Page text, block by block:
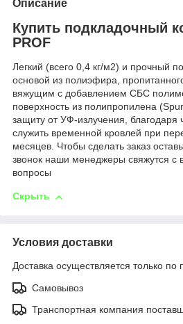
Описание
Купить подкладочный
PROF
Легкий (всего 0,4 кг/м2) и прочный
основой из полиэфира,
вяжущим с добавлением СБС
поверхность из полипропилена
защиту от УФ-излучения, благодаря
служить временной кровлей при
месяцев. Чтобы сделать заказ
звонок наши менеджеры свяжутся с
вопросы
Скрыть
Условия доставки
Доставка осуществляется только по
Самовывоз
Транспортная компания